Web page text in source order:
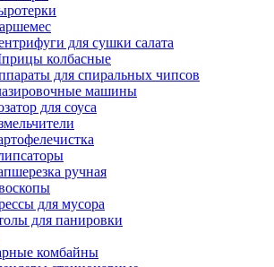
для сушки салата
колбасные
для спиральных чипсов
машины
для соуса
ручная
для мусора
для панировки
комбайны